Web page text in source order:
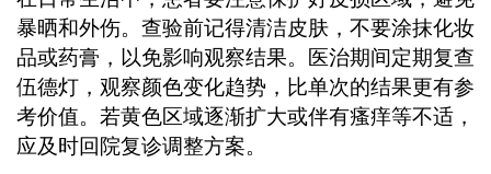
暴晒和外伤。查验前记得清洁皮肤，不要涂抹化妆
品或药膏，以免影响观察结果。医治期间定期复查
伍德灯，观察颜色变化趋势，比单次的结果更有参
考价值。若黄色区域逐渐扩大或伴有瘙痒等不适，
应及时回院复诊调整方案。